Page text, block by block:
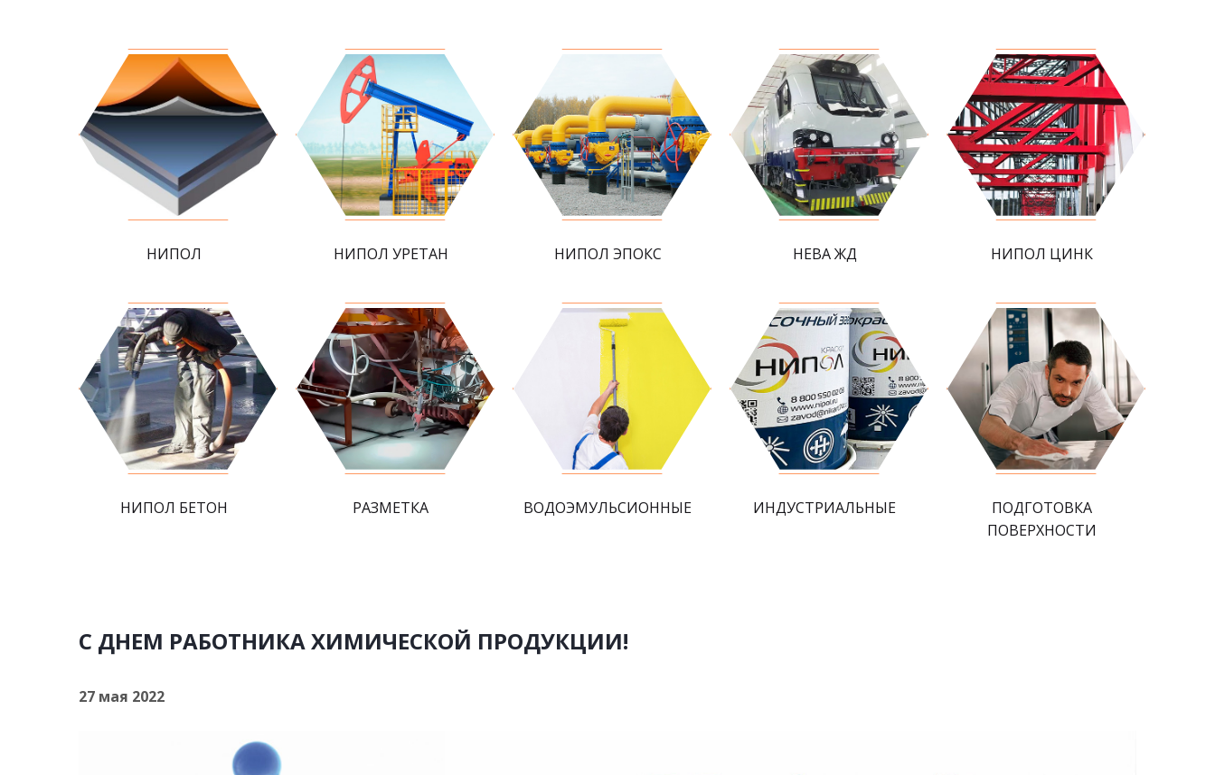
НИПОЛ НИПОЛ УРЕТАН НИПОЛ ЭПОКС НЕВА ЖД НИПОЛ ЦИНК
НИПОЛ БЕТОН РАЗМЕТКА ВОДОЭМУЛЬСИОННЫЕ ИНДУСТРИАЛЬНЫЕ
ПОДГОТОВКА
ПОВЕРХНОСТИ
С ДНЕМ РАБОТНИКА ХИМИЧЕСКОЙ ПРОДУКЦИИ!
27 мая 2022